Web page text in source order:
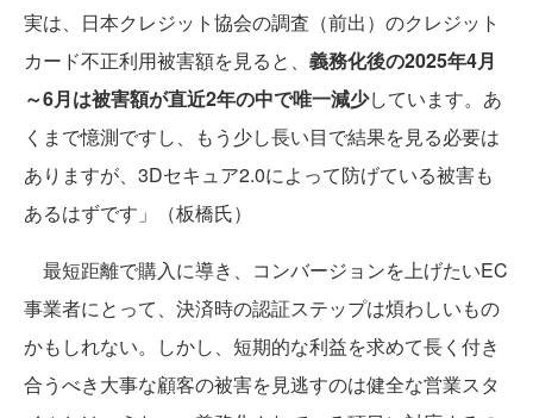
実は、日本クレジット協会の調査（前出）のクレジット
カード不正利用被害額を見ると、 義務化後の2025年4月
～6月は被害額が直近2年の中で唯一減少しています。あ
くまで憶測ですし、もう少し長い目で結果を見る必要は
ありますが、3Dセキュア2.0によって防げている被害も
あるはずです」（板橋氏）
最短距離で購入に導き、コンバージョンを上げたいEC
事業者にとって、決済時の認証ステップは煩わしいもの
かもしれない。しかし、短期的な利益を求めて長く付き
合うべき大事な顧客の被害を見逃すのは健全な営業スタ